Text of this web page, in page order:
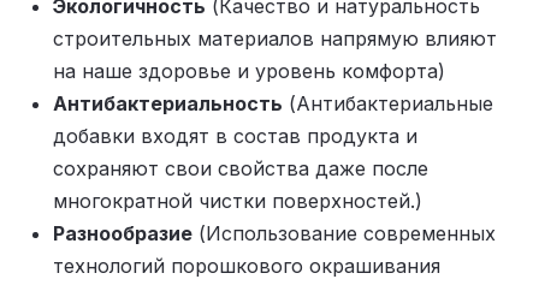
Экологичность (Качество и натуральность
строительных материалов напрямую влияют
на наше здоровье и уровень комфорта)
Антибактериальность (Антибактериальные
добавки входят в состав продукта и
сохраняют свои свойства даже после
многократной чистки поверхностей.)
Разнообразие (Использование современных
технологий порошкового окрашивания